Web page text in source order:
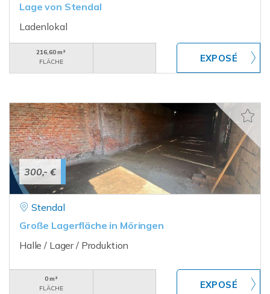
Lage von Stendal
Ladenlokal
216,60 m²
FLÄCHE
300,- €
Stendal
Große Lagerfläche in Möringen
Halle / Lager / Produktion
0 m²
FLÄCHE